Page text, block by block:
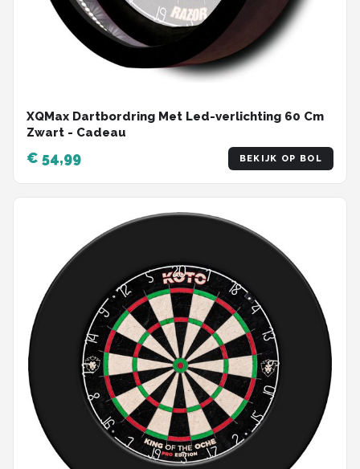
XQMax Dartbordring Met Led-verlichting 60 Cm
Zwart - Cadeau
€ 54,99 BEKIJK OP BOL